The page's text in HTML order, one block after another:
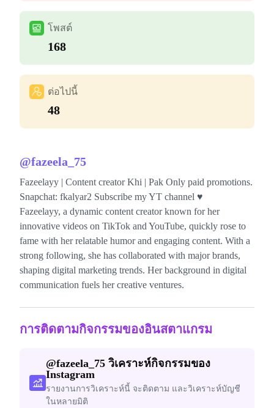
โพสต์
168
ต่อไปนี้
48
@fazeela_75
Fazeelayy | Content creator Khi | Pak Only paid promotions.
Snapchat: fkalyar2 Subscribe my YT channel ♥️
Fazeelayy, a dynamic content creator known for her
innovative videos on TikTok and YouTube, quickly rose to
fame with her relatable humor and engaging content. With a
strong following, she has collaborated with major brands,
shaping digital marketing trends. Her background in digital
communication fuels her creative ventures.
การติดตามกิจกรรมของอินสตาแกรม
@fazeela_75 วิเคราะห์กิจกรรมของ
Instagram
รายงานการวิเคราะห์นี้ จะติดตาม และวิเคราะห์บัญชี
ในหลายมิติ